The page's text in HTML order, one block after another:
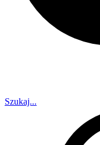
30 dni na zwrot
Szukaj...